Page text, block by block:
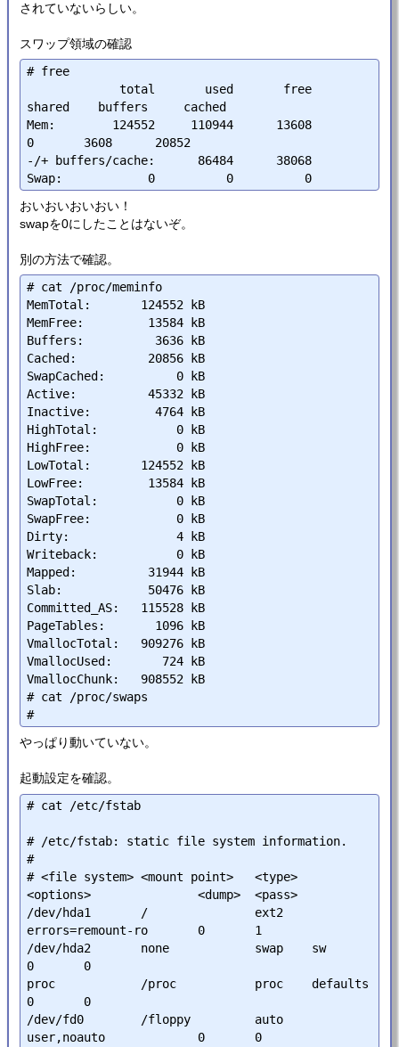
されていないらしい。
スワップ領域の確認
# free
             total       used       free
shared    buffers     cached
Mem:        124552     110944      13608
0       3608      20852
-/+ buffers/cache:      86484      38068
おいおいおいおい！
swapを0にしたことはないぞ。
別の方法で確認。
# cat /proc/meminfo
MemTotal:       124552 kB
MemFree:         13584 kB
Buffers:          3636 kB
Cached:          20856 kB
SwapCached:          0 kB
Active:          45332 kB
Inactive:         4764 kB
HighTotal:           0 kB
HighFree:            0 kB
LowTotal:       124552 kB
LowFree:         13584 kB
SwapTotal:           0 kB
SwapFree:            0 kB
Dirty:               4 kB
Writeback:           0 kB
Mapped:          31944 kB
Slab:            50476 kB
Committed_AS:   115528 kB
PageTables:       1096 kB
VmallocTotal:   909276 kB
VmallocUsed:       724 kB
VmallocChunk:   908552 kB
# cat /proc/swaps
#
やっぱり動いていない。
起動設定を確認。
# cat /etc/fstab
# /etc/fstab: static file system information.
#
# <file system> <mount point>   <type>
<options>               <dump>  <pass>
/dev/hda1       /               ext2
errors=remount-ro       0       1
/dev/hda2       none            swap    sw
0       0
proc            /proc           proc    defaults
0       0
/dev/fd0        /floppy         auto
user,noauto             0       0